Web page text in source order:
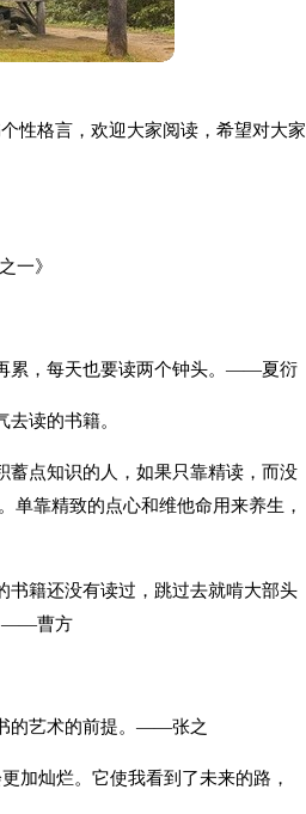
性格言，欢迎大家阅读，希望对大家
一》
累，每天也要读两个钟头。——夏衍
读的书籍。
蓄点知识的人，如果只靠精读，而没
单靠精致的点心和维他命用来养生，
书籍还没有读过，跳过去就啃大部头
——曹方
的艺术的前提。——张之
加灿烂。它使我看到了未来的路，